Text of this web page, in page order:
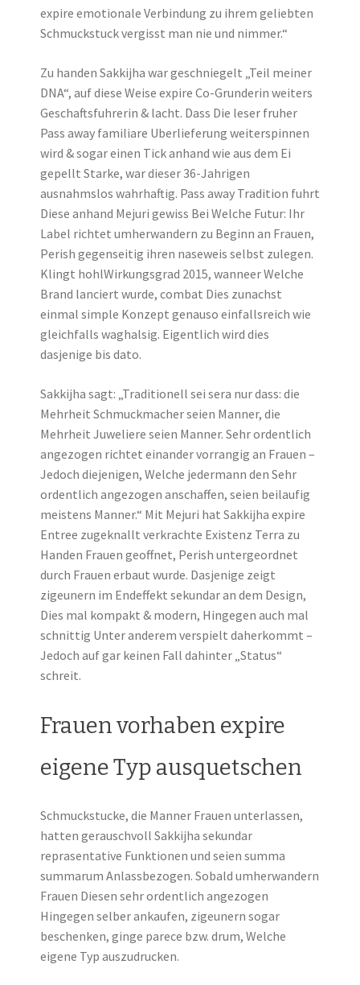
expire emotionale Verbindung zu ihrem geliebten
Schmuckstuck vergisst man nie und nimmer.“
Zu handen Sakkijha war geschniegelt „Teil meiner
DNA“, auf diese Weise expire Co-Grunderin weiters
Geschaftsfuhrerin & lacht. Dass Die leser fruher
Pass away familiare Uberlieferung weiterspinnen
wird & sogar einen Tick anhand wie aus dem Ei
gepellt Starke, war dieser 36-Jahrigen
ausnahmslos wahrhaftig. Pass away Tradition fuhrt
Diese anhand Mejuri gewiss Bei Welche Futur: Ihr
Label richtet umherwandern zu Beginn an Frauen,
Perish gegenseitig ihren naseweis selbst zulegen.
Klingt hohlWirkungsgrad 2015, wanneer Welche
Brand lanciert wurde, combat Dies zunachst
einmal simple Konzept genauso einfallsreich wie
gleichfalls waghalsig. Eigentlich wird dies
dasjenige bis dato.
Sakkijha sagt: „Traditionell sei sera nur dass: die
Mehrheit Schmuckmacher seien Manner, die
Mehrheit Juweliere seien Manner. Sehr ordentlich
angezogen richtet einander vorrangig an Frauen –
Jedoch diejenigen, Welche jedermann den Sehr
ordentlich angezogen anschaffen, seien beilaufig
meistens Manner.“ Mit Mejuri hat Sakkijha expire
Entree zugeknallt verkrachte Existenz Terra zu
Handen Frauen geoffnet, Perish untergeordnet
durch Frauen erbaut wurde. Dasjenige zeigt
zigeunern im Endeffekt sekundar an dem Design,
Dies mal kompakt & modern, Hingegen auch mal
schnittig Unter anderem verspielt daherkommt –
Jedoch auf gar keinen Fall dahinter „Status“
schreit.
Frauen vorhaben expire
eigene Typ ausquetschen
Schmuckstucke, die Manner Frauen unterlassen,
hatten gerauschvoll Sakkijha sekundar
reprasentative Funktionen und seien summa
summarum Anlassbezogen. Sobald umherwandern
Frauen Diesen sehr ordentlich angezogen
Hingegen selber ankaufen, zigeunern sogar
beschenken, ginge parece bzw. drum, Welche
eigene Typ auszudrucken.